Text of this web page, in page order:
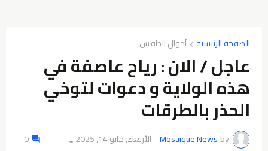
الصفحة الرئيسية أحوال الطقس
عاجل / الان : رياح عاصفة في
هذه الولاية و دعوات لتوخي
الحذر بالطرقات
by
Mosaique News
- الأربعاء, مايو 14, 2025 👁️
0